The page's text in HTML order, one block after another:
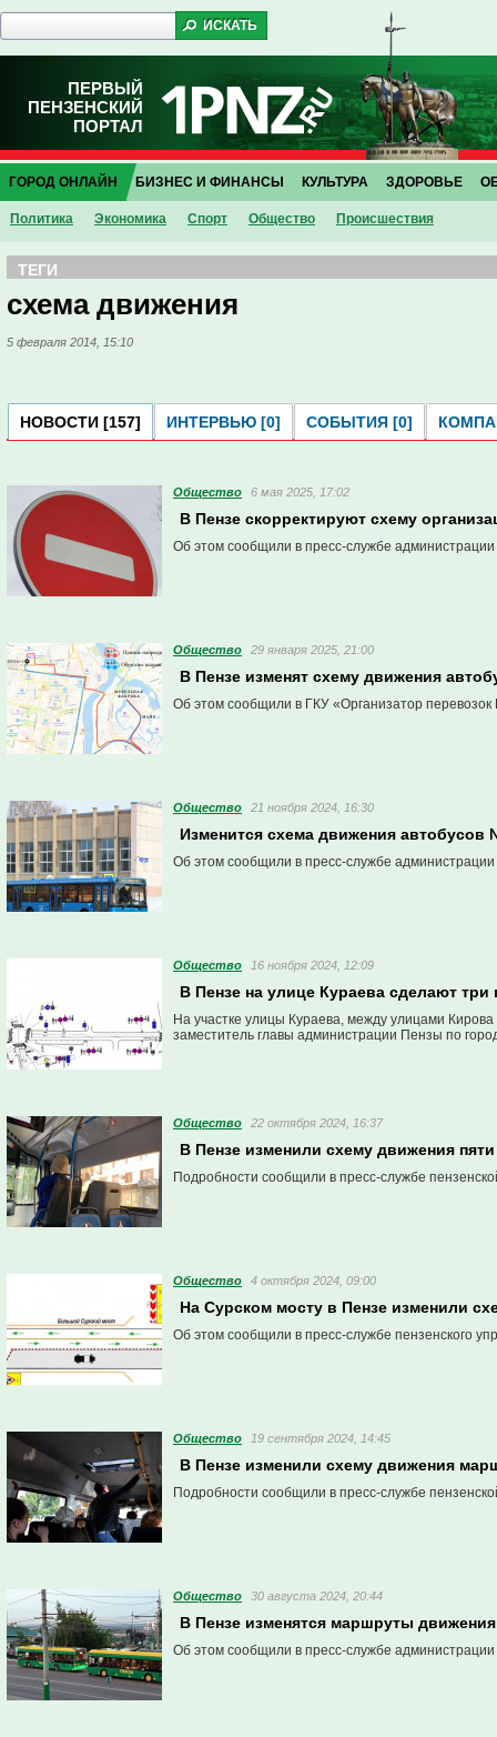
ПЕРВЫЙ
ПЕНЗЕНСКИЙ
ПОРТАЛ
ГОРОД ОНЛАЙН
Политика Экономика Спорт Общество Проиcшествия
БИЗНЕС И ФИНАНСЫ КУЛЬТУРА ЗДОРОВЬЕ
ТЕГИ
схема движения
5 февраля 2014, 15:10
НОВОСТИ [157] ИНТЕРВЬЮ [0] СОБЫТИЯ [0]
Общество 6 мая 2025, 17:02
В Пензе скорректируют схему
Об этом сообщили в пресс-службе
Общество 29 января 2025, 21:00
В Пензе изменят схему движения
Об этом сообщили в ГКУ «Организатор перевозок
Общество 21 ноября 2024, 16:30
Изменится схема движения
Об этом сообщили в пресс-службе администрации
Общество 16 ноября 2024, 12:09
В Пензе на улице Кураева сделают
На участке улицы Кураева, между улицами
заместитель главы администрации Пензы по
Общество 22 октября 2024, 16:37
В Пензе изменили схему движения
Подробности сообщили в пресс-службе
Общество 4 октября 2024, 09:00
На Сурском мосту в Пензе изменили
Об этом сообщили в пресс-службе пензенского
Общество 19 сентября 2024, 14:45
В Пензе изменили схему движения
Подробности сообщили в пресс-службе
Общество 30 августа 2024, 20:44
В Пензе изменятся маршруты
Об этом сообщили в пресс-службе